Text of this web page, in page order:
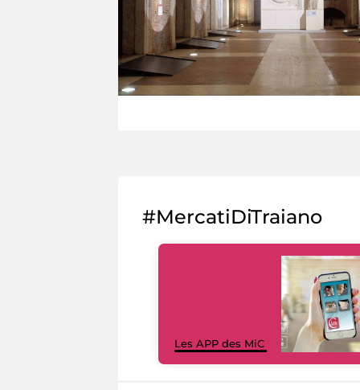
#MercatiDiTraiano
Les APP des MiC